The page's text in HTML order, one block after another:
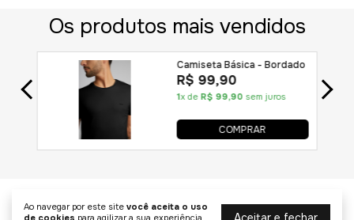
Ao navegar por este site você aceita o uso
de cookies para agilizar a sua experiência